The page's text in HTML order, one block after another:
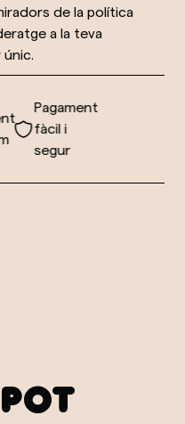
de la política
a la teva
únic.
Pagament
fàcil i
segur